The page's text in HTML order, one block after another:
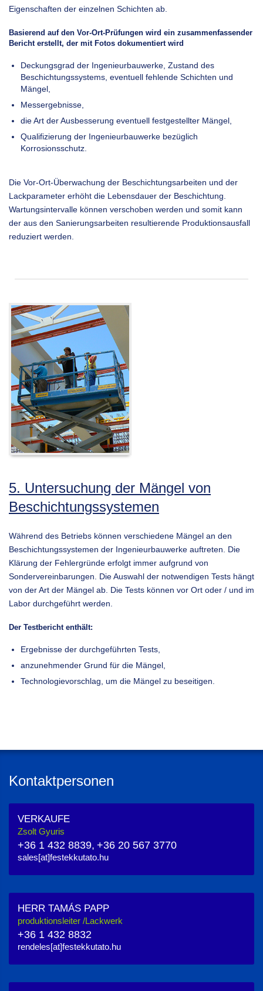
Eigenschaften der einzelnen Schichten ab.
Basierend auf den Vor-Ort-Prüfungen wird ein zusammenfassender
Bericht erstellt, der mit Fotos dokumentiert wird
Deckungsgrad der Ingenieurbauwerke, Zustand des
Beschichtungssystems, eventuell fehlende Schichten und
Mängel,
Messergebnisse,
die Art der Ausbesserung eventuell festgestellter Mängel,
Qualifizierung der Ingenieurbauwerke bezüglich
Korrosionsschutz.
Die Vor-Ort-Überwachung der Beschichtungsarbeiten und der
Lackparameter erhöht die Lebensdauer der Beschichtung.
Wartungsintervalle können verschoben werden und somit kann
der aus den Sanierungsarbeiten resultierende Produktionsausfall
reduziert werden.
5. Untersuchung der Mängel von
Beschichtungssystemen
Während des Betriebs können verschiedene Mängel an den
Beschichtungssystemen der Ingenieurbauwerke auftreten. Die
Klärung der Fehlergründe erfolgt immer aufgrund von
Sondervereinbarungen. Die Auswahl der notwendigen Tests hängt
von der Art der Mängel ab. Die Tests können vor Ort oder / und im
Labor durchgeführt werden.
Der Testbericht enthält:
Ergebnisse der durchgeführten Tests,
anzunehmender Grund für die Mängel,
Technologievorschlag, um die Mängel zu beseitigen.
Kontaktpersonen
VERKAUFE
Zsolt Gyuris
+36 1 432 8839, +36 20 567 3770
sales[at]festekkutato.hu
HERR TAMÁS PAPP
produktionsleiter /Lackwerk
+36 1 432 8832
rendeles[at]festekkutato.hu